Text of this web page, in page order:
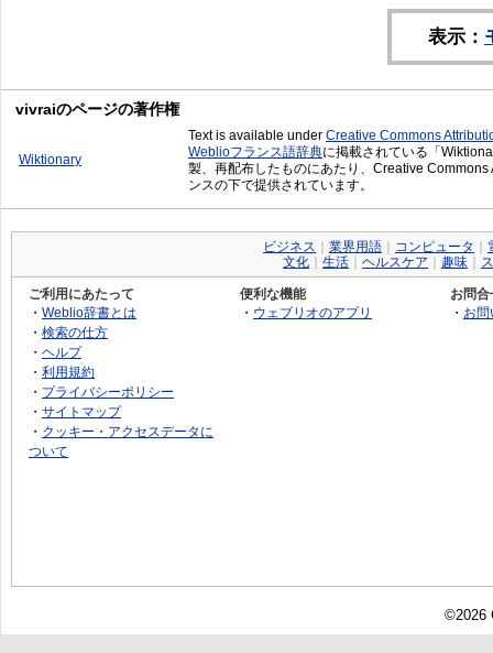
表示：
vivraiのページの著作権
Wiktionary
Text is available under Creative Commons
Weblioフランス語辞典に掲載されている「
製、再配布したものにあたり、Creative
ンスの下で提供されています。
ビジネス 業界用語 コンピュータ
文化
生活 ヘルスケア 趣味
ご利用にあたって
・ Weblio辞書とは
・ 検索の仕方
・ ヘルプ
・ 利用規約
・ プライバシーポリシー
・ サイトマップ
・ クッキー・アクセスデータに
ついて
便利な機能
・ ウェブリオのアプリ
お問
・ お問
©2026